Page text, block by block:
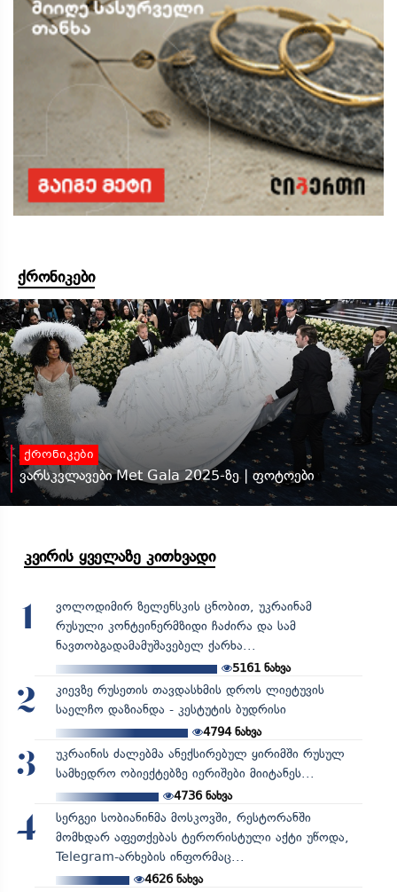
ქრონიკები
ქრონიკები
ვარსკვლავები Met Gala 2025-ზე | ფოტოები
კვირის ყველაზე კითხვადი
1
ვოლოდიმირ ზელენსკის ცნობით, უკრაინამ
რუსული კონტეინერმზიდი ჩაძირა და სამ
ნავთობგადამამუშავებელ ქარხა...
5161 ნახვა
2
კიევზე რუსეთის თავდასხმის დროს ლიეტუვის
საელჩო დაზიანდა - კესტუტის ბუდრისი
4794ნახვა
3
უკრაინის ძალებმა ანექსირებულ ყირიმში რუსულ
სამხედრო ობიექტებზე იერიშები მიიტანეს...
4736ნახვა
4
სერგეი სობიანინმა მოსკოვში, რესტორანში
მომხდარ აფეთქებას ტერორისტული აქტი უწოდა,
Telegram-არხების ინფორმაც...
4626ნახვა